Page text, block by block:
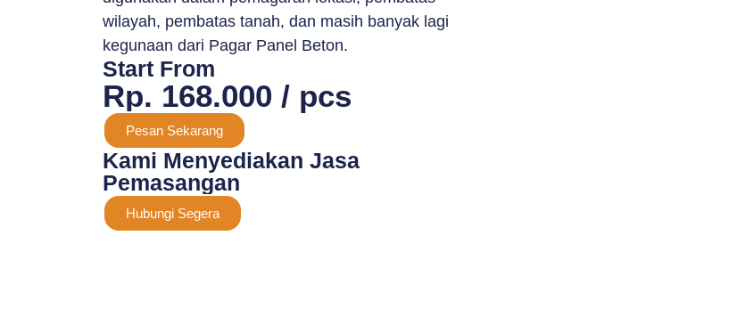
wilayah, pembatas tanah, dan masih banyak lagi
kegunaan dari Pagar Panel Beton.
Start From
Rp. 168.000 / pcs
Pesan Sekarang
Kami Menyediakan Jasa
Pemasangan
Hubungi Segera